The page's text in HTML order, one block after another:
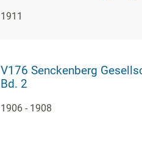
1911
V176 Senckenberg Gesellschaft für
Bd. 2
1906 - 1908